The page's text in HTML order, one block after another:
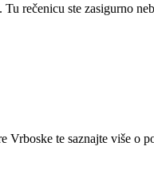
rečenicu ste zasigurno
Vrboske te saznajte više o